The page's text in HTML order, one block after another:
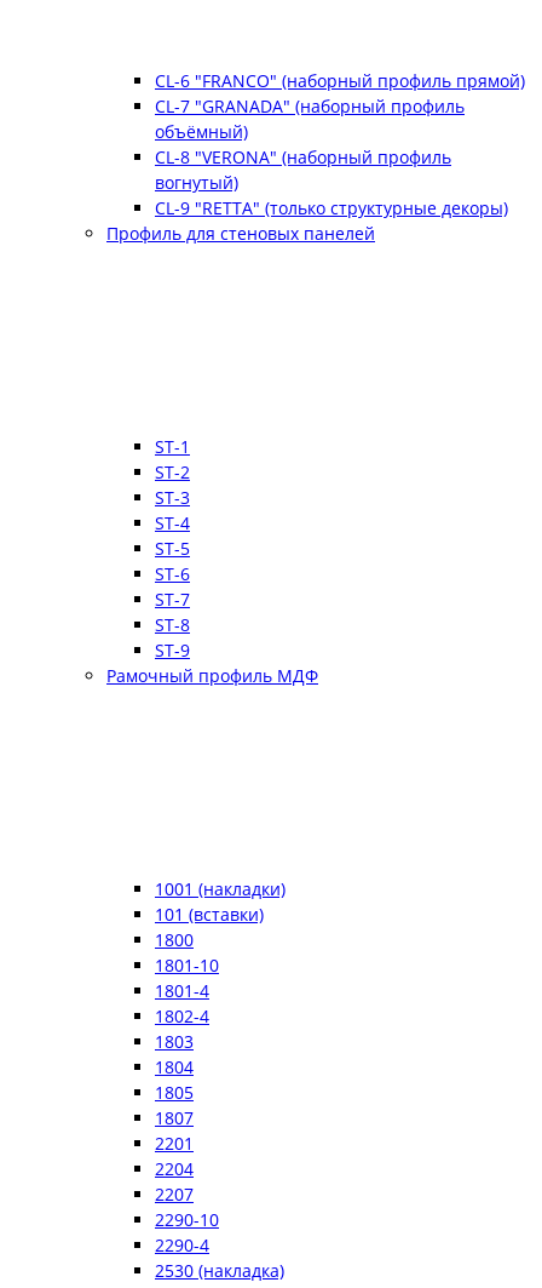
CL-6 "FRANCO" (наборный профиль прямой)
CL-7 "GRANADA" (наборный профиль
объёмный)
CL-8 "VERONA" (наборный профиль
вогнутый)
CL-9 "RETTA" (только структурные декоры)
Профиль для стеновых панелей
ST-1
ST-2
ST-3
ST-4
ST-5
ST-6
ST-7
ST-8
ST-9
Рамочный профиль МДФ
1001 (накладки)
101 (вставки)
1800
1801-10
1801-4
1802-4
1803
1804
1805
1807
2201
2204
2207
2290-10
2290-4
2530 (накладка)